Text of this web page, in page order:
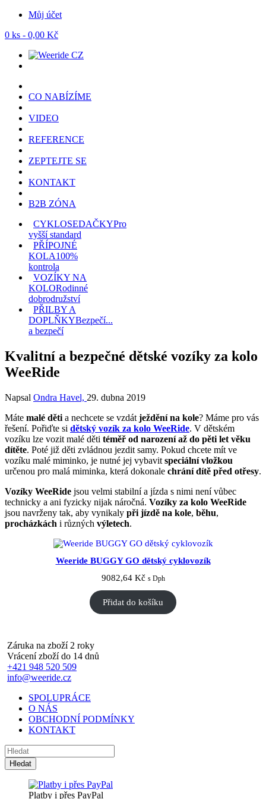
Můj účet
0 ks - 0,00 Kč
CO NABÍZÍME
VIDEO
REFERENCE
ZEPTEJTE SE
KONTAKT
B2B ZÓNA
CYKLOSEDAČKYPro
vyšší standard
PŘÍPOJNÉ
KOLA100%
kontrola
VOZÍKY NA
KOLORodinné
dobrodružství
PŘILBY A
DOPLŇKYBezpečí...
a bezpečí
Kvalitní a bezpečné dětské vozíky za kolo
WeeRide
Napsal Ondra Havel, 29. dubna 2019
Máte malé děti a nechcete se vzdát ježdění na kole? Máme pro vás
řešení. Pořiďte si dětský vozík za kolo WeeRide. V dětském
vozíku lze vozit malé děti téměř od narození až do pěti let věku
dítěte. Poté již děti zvládnou jezdit samy. Pokud chcete mít ve
vozíku malé miminko, je nutné jej vybavit speciální vložkou
určenou pro malá miminka, která dokonale chrání dítě před otřesy.
Vozíky WeeRide jsou velmi stabilní a jízda s nimi není vůbec
technicky a ani fyzicky nijak náročná. Vozíky za kolo WeeRide
jsou navrženy tak, aby vynikaly při jízdě na kole, běhu,
procházkách i různých výletech.
Weeride BUGGY GO dětský cyklovozík
9082,64 Kč s Dph
Přidat do košíku
Záruka na zboží 2 roky
Vrácení zboží do 14 dnů
+421 948 520 509
info@weeride.cz
SPOLUPRÁCE
O NÁS
OBCHODNÍ PODMÍNKY
KONTAKT
Platby i přes PayPal